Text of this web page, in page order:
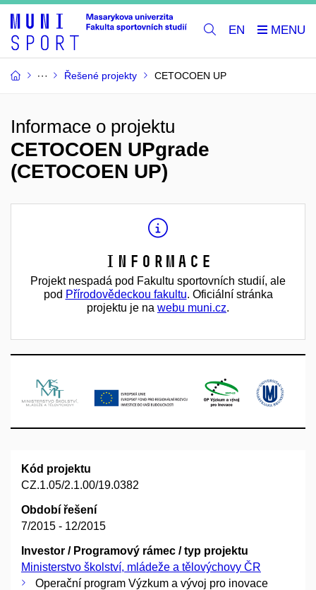
EN
Řešené projekty CETOCOEN UP
Informace o projektu
CETOCOEN UPgrade
(CETOCOEN UP)
Informace
Projekt nespadá pod Fakultu sportovních studií, ale
pod Přírodovědeckou fakultu. Oficiální stránka
projektu je na webu muni.cz.
Kód projektu
CZ.1.05/2.1.00/19.0382
Období řešení
7/2015 - 12/2015
Investor / Programový rámec / typ projektu
Ministerstvo školství, mládeže a tělovýchovy ČR
Operační program Výzkum a vývoj pro inovace